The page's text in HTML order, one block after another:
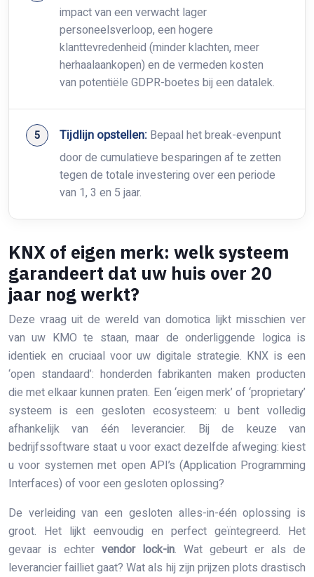
impact van een verwacht lager
personeelsverloop, een hogere
klanttevredenheid (minder klachten, meer
herhaalaankopen) en de vermeden kosten
van potentiële GDPR-boetes bij een datalek.
Tijdlijn opstellen: Bepaal het break-evenpunt
door de cumulatieve besparingen af te zetten
tegen de totale investering over een periode
van 1, 3 en 5 jaar.
KNX of eigen merk: welk systeem
garandeert dat uw huis over 20
jaar nog werkt?
Deze vraag uit de wereld van domotica lijkt misschien ver
van uw KMO te staan, maar de onderliggende logica is
identiek en cruciaal voor uw digitale strategie. KNX is een
‘open standaard’: honderden fabrikanten maken producten
die met elkaar kunnen praten. Een ‘eigen merk’ of ‘proprietary’
systeem is een gesloten ecosysteem: u bent volledig
afhankelijk van één leverancier. Bij de keuze van
bedrijfssoftware staat u voor exact dezelfde afweging: kiest
u voor systemen met open API’s (Application Programming
Interfaces) of voor een gesloten oplossing?
De verleiding van een gesloten alles-in-één oplossing is
groot. Het lijkt eenvoudig en perfect geïntegreerd. Het
gevaar is echter vendor lock-in. Wat gebeurt er als de
leverancier failliet gaat? Wat als hij zijn prijzen plots drastisch